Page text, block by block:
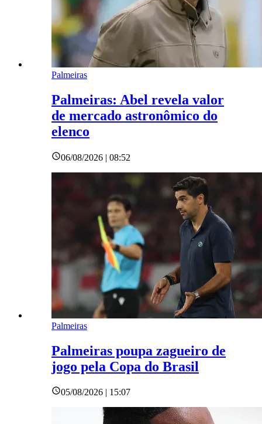
Palmeiras
Palmeiras: Abel revela valor
de mercado astronômico do
elenco
06/08/2026 | 08:52
Palmeiras
Palmeiras poupa zagueiro de
jogo pela Copa do Brasil
05/08/2026 | 15:07